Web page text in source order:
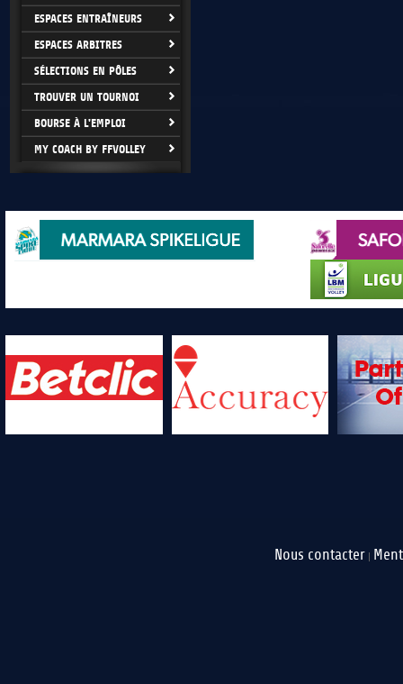
ESPACES ENTRAÎNEURS
ESPACES ARBITRES
SÉLECTIONS EN PÔLES
TROUVER UN TOURNOI
BOURSE À L'EMPLOI
MY COACH BY FFVOLLEY
Nous contacter |